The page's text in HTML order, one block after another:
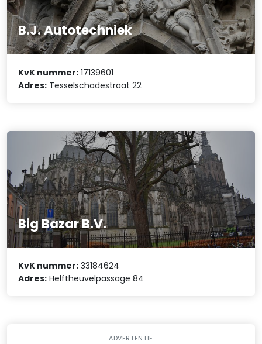
B.J. Autotechniek
KvK nummer: 17139601
Adres: Tesselschadestraat 22
Big Bazar B.V.
KvK nummer: 33184624
Adres: Helftheuvelpassage 84
ADVERTENTIE